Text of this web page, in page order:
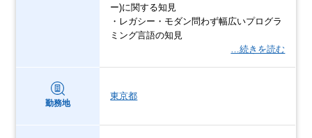
ー)に関する知見
・レガシー・モダン問わず幅広いプログラ
ミング言語の知見
…続きを読む
勤務地
東京都